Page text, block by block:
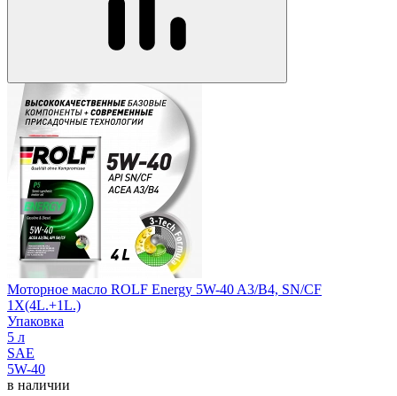
Моторное масло ROLF Energy 5W-40 A3/В4, SN/CF
1X(4L.+1L.)
Упаковка
5 л
SAE
5W-40
в наличии